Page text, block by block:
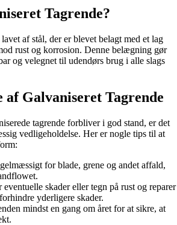
Tagrende?
af stål, der er blevet belagt med et lag
rust og korrosion. Denne belægning gør
og velegnet til udendørs brug i alle slags
af Galvaniseret Tagrende
tagrende forbliver i god stand, er det
vedligeholdelse. Her er nogle tips til at
for blade, grene og andet affald,
skader eller tegn på rust og reparer
yderligere skader.
mindst en gang om året for at sikre, at